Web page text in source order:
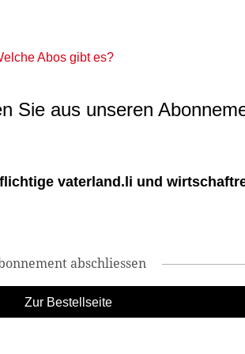
Abos gibt es?
Sie aus unseren
vaterland.li und
abschliessen
Zur Bestellseite